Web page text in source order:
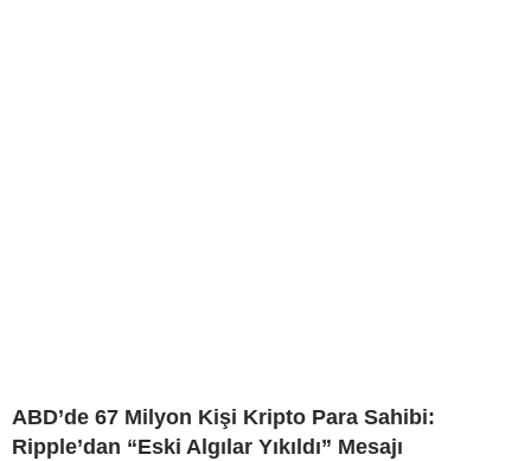
ABD’de 67 Milyon Kişi Kripto Para Sahibi:
Ripple’dan “Eski Algılar Yıkıldı” Mesajı